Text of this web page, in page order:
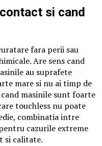
si cand
fara perii sau
Are sens cand
au suprafete
mare si nu ai timp de
masinile sunt foarte
touchless nu poate
combinatia intre
cazurile extreme
si calitate.